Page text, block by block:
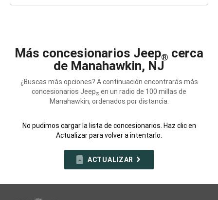
Más concesionarios Jeep® cerca
de Manahawkin, NJ
¿Buscas más opciones? A continuación encontrarás más
concesionarios Jeep® en un radio de 100 millas de
Manahawkin, ordenados por distancia.
No pudimos cargar la lista de concesionarios. Haz clic en
Actualizar para volver a intentarlo.
ACTUALIZAR